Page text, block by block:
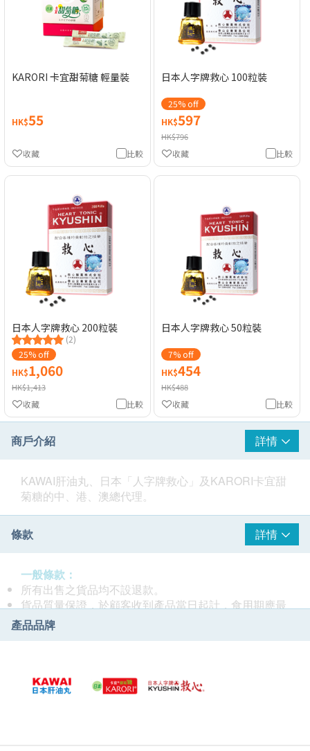
KARORI 卡宜甜菊糖 輕量裝
HK$55
比較
收藏
日本人字牌救心 100粒裝
25% off
HK$597
HK$796
比較
收藏
日本人字牌救心 200粒裝
(2)
25% off
HK$1,060
HK$1,413
比較
收藏
日本人字牌救心 50粒裝
7% off
HK$454
HK$488
比較
收藏
商戶介紹 詳情
KAWAI肝油丸、日本「人字牌救心」及KARORI卡宜甜
菊糖的中、港、澳總代理。
條款 詳情
一般條款：
所有出售之貨品均不設退款。
貨品質量保證，於顧客收到產品當日起計，食用期應最
少有12個月或以上。
此產品由 泰山企業貿易公司 提供。
送貨條款：
產品品牌